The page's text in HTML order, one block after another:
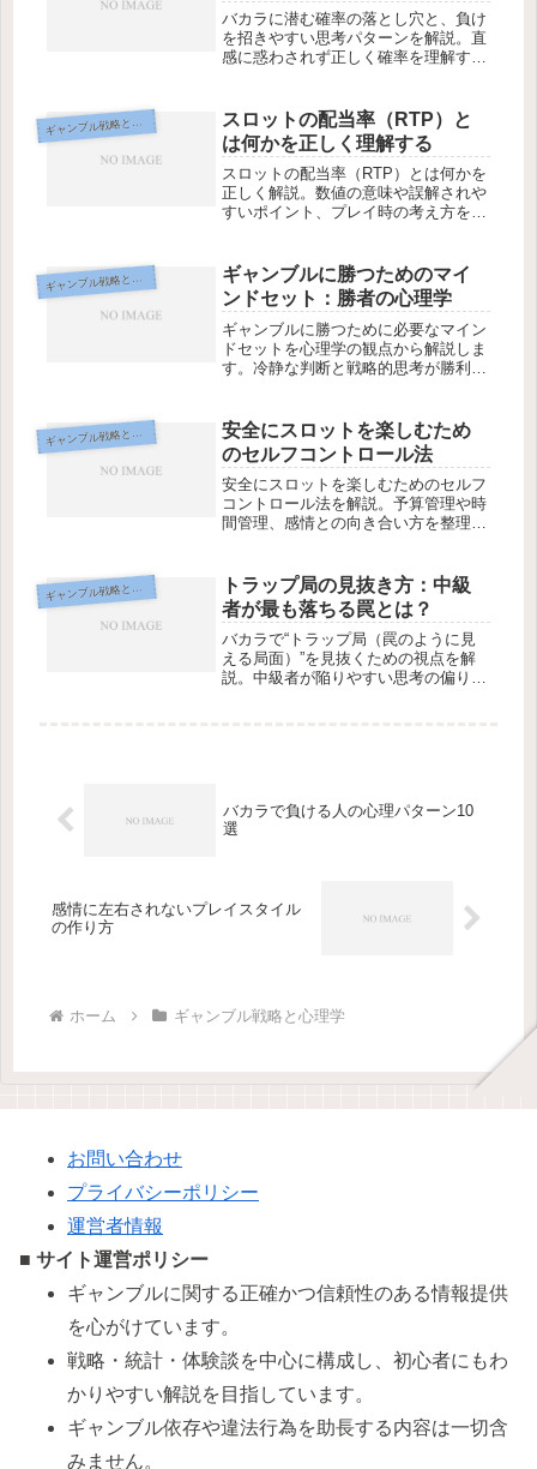
バカラに潜む確率の落とし穴と、負け
を招きやすい思考パターンを解説。直
感に惑わされず正しく確率を理解する
ギ
ャンブル戦略と心理学
スロットの配当率（RTP）と
は何かを正しく理解する
スロットの配当率（RTP）とは何かを
正しく解説。数値の意味や誤解されや
すいポイント、プレイ時の考え方を整
ギ
ャンブル戦略と心理学
ギャンブルに勝つためのマイ
ンドセット：勝者の心理学
ギャンブルに勝つために必要なマイン
ドセットを心理学の観点から解説しま
す。冷静な判断と戦略的思考が勝利へ
ギ
ャンブル戦略と心理学
安全にスロットを楽しむため
のセルフコントロール法
安全にスロットを楽しむためのセルフ
コントロール法を解説。予算管理や時
間管理、感情との向き合い方を整理
ギ
ャンブル戦略と心理学
トラップ局の見抜き方：中級
者が最も落ちる罠とは？
バカラで“トラップ局（罠のように見
える局面）”を見抜くための視点を解
説。中級者が陥りやすい思考の偏り
バカラで負ける人の心理パターン10
選
感情に左右されないプレイスタイル
の作り方
ホーム ギャンブル戦略と心理学
お問い合わせ
プライバシーポリシー
運営者情報
■ サイト運営ポリシー
ギャンブルに関する正確かつ信頼性のある情報提供
を心がけています。
戦略・統計・体験談を中心に構成し、初心者にもわ
かりやすい解説を目指しています。
ギャンブル依存や違法行為を助長する内容は一切含
みません。